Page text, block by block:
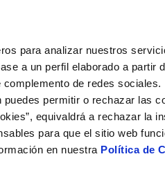
para analizar nuestros
a un perfil elaborado a partir
de redes
puedes permitir o rechazar las
equivaldrá a rechazar la
para que el sitio web
en nuestra Política de